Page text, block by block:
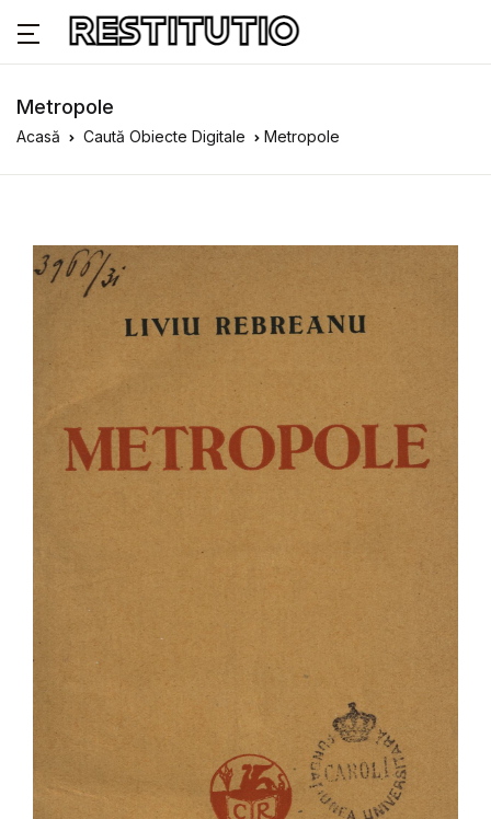
Metropole
Acasă Caută Obiecte Digitale Metropole